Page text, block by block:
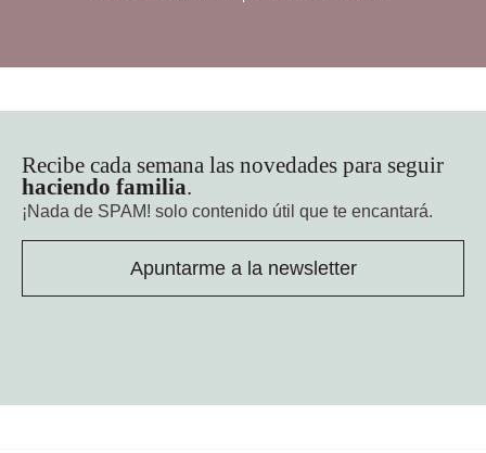
Recibe cada semana las novedades para seguir
haciendo familia.
¡Nada de SPAM! solo contenido útil que te encantará.
Apuntarme a la newsletter